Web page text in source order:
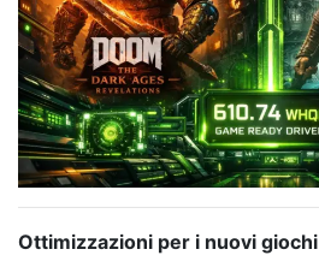
Ottimizzazioni per i nuovi giochi